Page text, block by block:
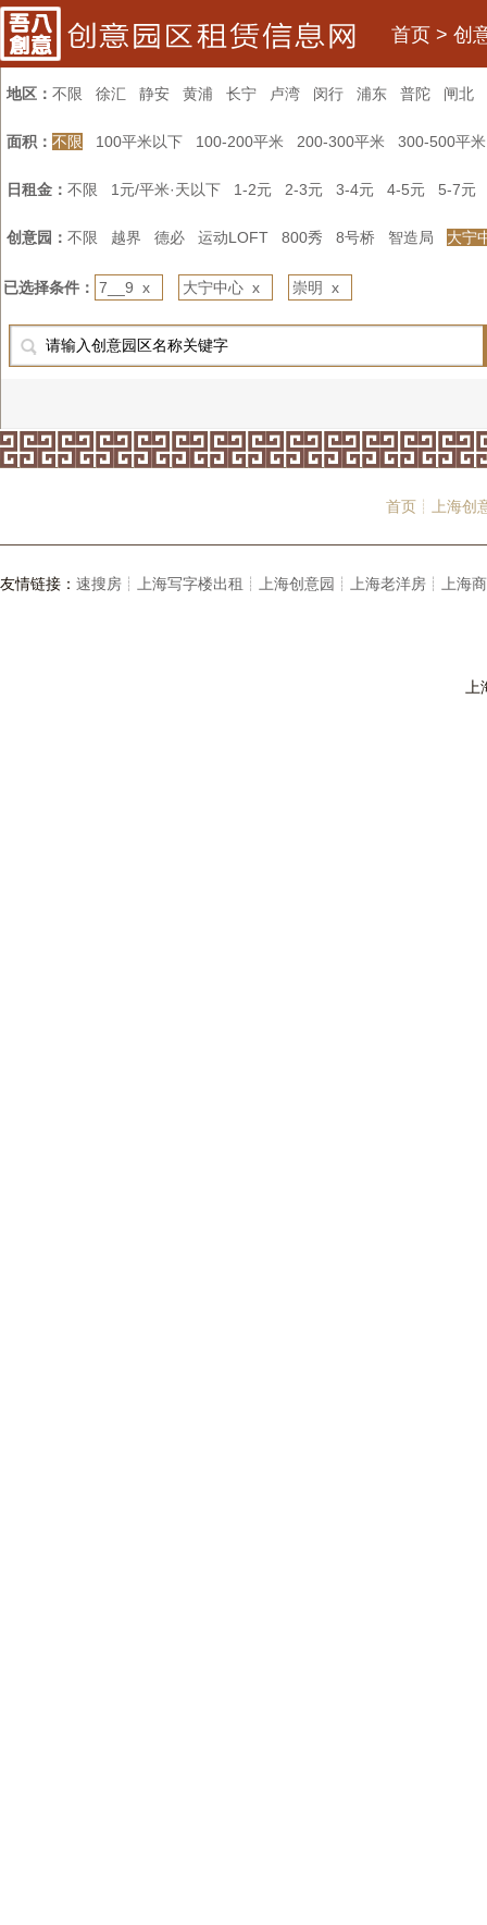
首页 > 创
地区： 不限 徐汇 静安 黄浦 长宁 卢湾 闵行 浦东 普陀 闸北
面积： 不限 100平米以下 100-200平米 200-300平米 300-500平米
日租金： 不限 1元/平米·天以下 1-2元 2-3元 3-4元 4-5元 5-7元
创意园： 不限 越界 德必 运动LOFT 800秀 8号桥 智造局 大宁
已选择条件： 7__9 x 大宁中心 x 崇明 x
首页┊ 上海
友情链接： 速搜房┊ 上海写字楼出租┊ 上海创意园┊ 上海老洋房┊ 上海